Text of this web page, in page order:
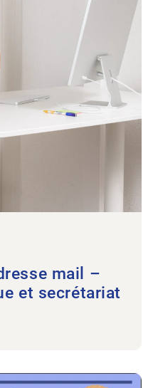
mail –
et secrétariat
ronde et activité aquatique